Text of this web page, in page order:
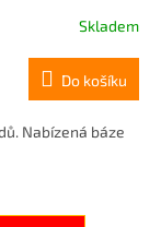
Skladem
Do košíku
Nabízená báze